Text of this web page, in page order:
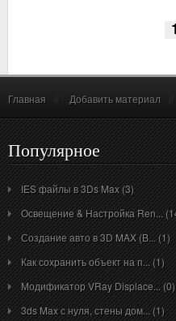
Главная Добавить материал
Популярное
IES файлы в 3Ds Max (3)
Освещение & Настройка Ren...
Создание авто в 3D MAX (B... (1)
Как сохранить объект на п... (1)
Модификатор VRay Displace... (0)
3ds Max с нуля, стены дом... (1)